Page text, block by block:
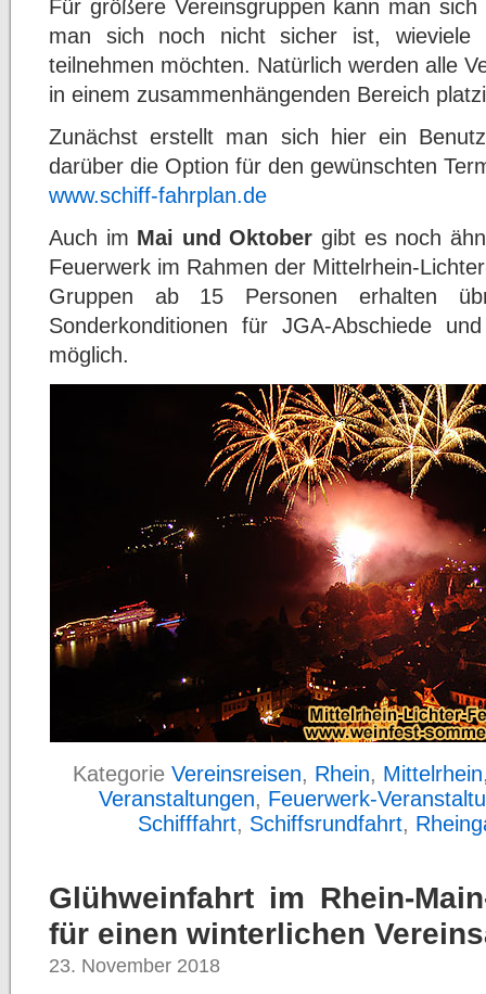
Für größere Vereinsgruppen kann man
man sich noch nicht sicher ist, wieviele
teilnehmen möchten. Natürlich werden alle
in einem zusammenhängenden Bereich
Zunächst erstellt man sich hier ein
darüber die Option für den gewünschten
www.schiff-fahrplan.de
Auch im Mai und Oktober gibt es noch
Feuerwerk im Rahmen der Mittelrhein-
Gruppen ab 15 Personen erhalten
Sonderkonditionen für JGA-Abschiede
möglich.
Kategorie Vereinsreisen, Rhein, Mittelrhein
Veranstaltungen, Feuerwerk-
Schifffahrt, Schiffsrundfahrt,
Glühweinfahrt im Rhein-
für einen winterlichen
23. November 2018